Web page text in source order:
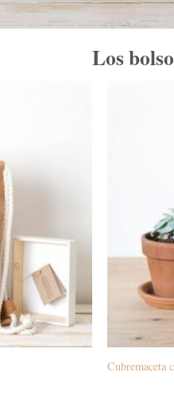
Los
Cubremaceta